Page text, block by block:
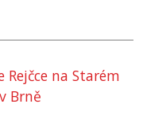
Rejčce na Starém
Brně